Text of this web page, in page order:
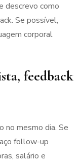
descrevo como
Se possível,
corporal
feedback
no mesmo dia. Se
follow-up
salário e